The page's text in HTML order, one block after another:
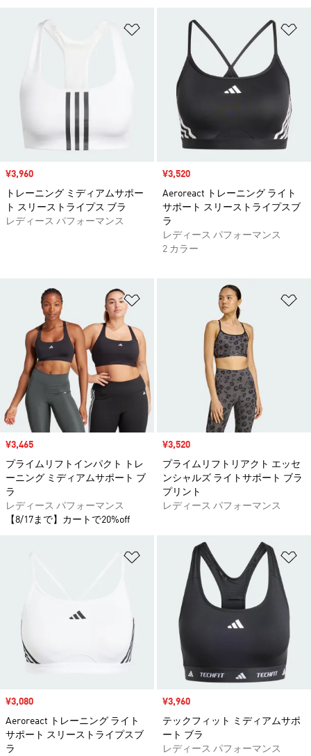
ほしいものリストに追加
セール価格
¥3,960
トレーニング ミディアムサポー
ト スリーストライプス ブラ
レディース パフォーマンス
セール価格
¥3,520
Aeroreact トレーニング ライト
サポート スリーストライプスブ
ラ
レディース パフォーマンス
2 カラー
ほしいものリストに追加
セール価格
¥3,465
プライムリフトインパクト トレ
ーニング ミディアムサポート ブ
ラ
レディース パフォーマンス
【8/17まで】カートで20%off
セール価格
¥3,520
プライムリフトリアクト エッセ
ンシャルズ ライトサポート ブラ
プリント
レディース パフォーマンス
ほしいものリストに追加
セール価格
¥3,080
Aeroreact トレーニング ライト
サポート スリーストライプスブ
ラ
セール価格
¥3,960
テックフィット ミディアムサポ
ート ブラ
レディース パフォーマンス